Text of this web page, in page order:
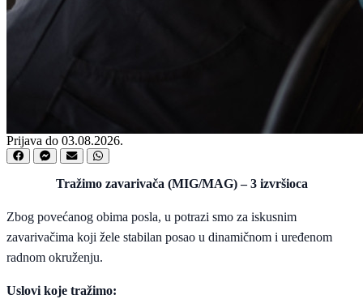
Prijava do 03.08.2026.
Tražimo zavarivača (MIG/MAG) – 3 izvršioca
Zbog povećanog obima posla, u potrazi smo za iskusnim
zavarivačima koji žele stabilan posao u dinamičnom i uređenom
radnom okruženju.
Uslovi koje tražimo: